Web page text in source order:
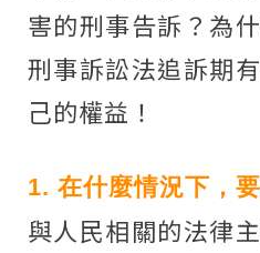
害的刑事告訴？為
刑事訴訟法追訴期
己的權益！
1. 在什麼情況下，
與人民相關的法律